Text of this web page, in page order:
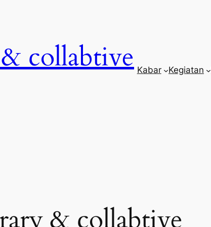
collabtive Kabar Kegiatan
& collabtive